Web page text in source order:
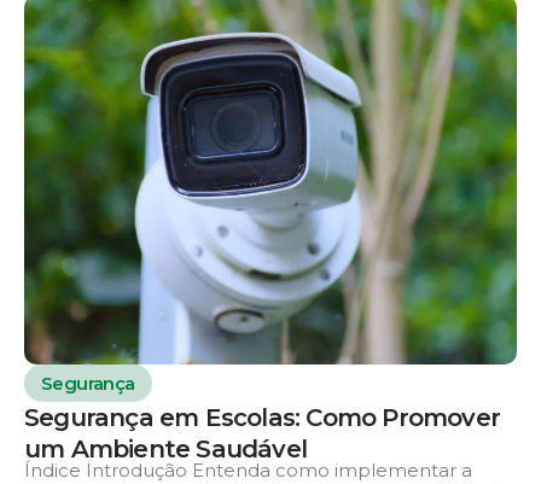
Segurança
Segurança em Escolas: Como Promover
um Ambiente Saudável
Índice Introdução Entenda como implementar a